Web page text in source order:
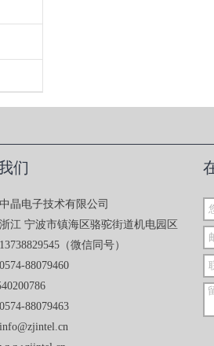
们
晶电子技术有限公司
江 宁波市镇海区骆驼街道机电园区
（微信同号）
88079460
88079463